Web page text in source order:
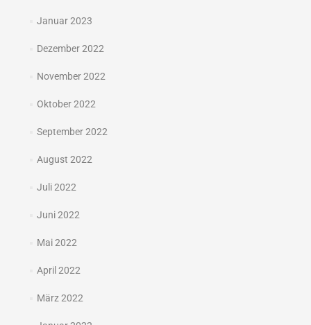
Januar 2023
Dezember 2022
November 2022
Oktober 2022
September 2022
August 2022
Juli 2022
Juni 2022
Mai 2022
April 2022
März 2022